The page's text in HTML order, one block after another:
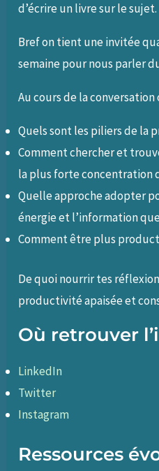
d’écrire un livre sur le sujet.
Bref on tient une invitée
semaine pour nous parler
Au cours de la conversation
Quels sont les piliers de la
Comment chercher et
la plus forte concentration
Quelle approche adopter
énergie et l’information
Comment être plus
De quoi nourrir tes
productivité apaisée et
Où retrouver
LinkedIn
Twitter
Instagram
Ressources